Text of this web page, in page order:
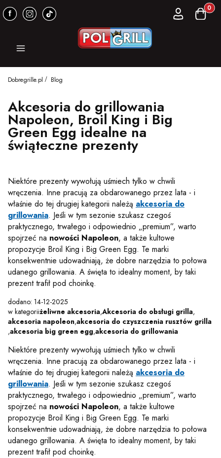
Zaloguj sięKoszyk
Menu
Dobregrille.pl Blog
Akcesoria do grillowania
Napoleon, Broil King i Big
Green Egg idealne na
świąteczne prezenty
Niektóre prezenty wywołują uśmiech tylko w chwili
wręczenia. Inne pracują za obdarowanego przez lata - i
właśnie do tej drugiej kategorii należą akcesoria do
grillowania. Jeśli w tym sezonie szukasz czegoś
praktycznego, trwałego i odpowiednio „premium”, warto
spojrzeć na nowości Napoleon, a także kultowe
propozycje Broil King i Big Green Egg. Te marki
konsekwentnie udowadniają, że dobre narzędzia to połowa
udanego grillowania. A święta to idealny moment, by taki
prezent trafił pod choinkę.
dodano: 14-12-2025
w kategoriiżeliwne akcesoria,Akcesoria do obsługi grilla,
akcesoria napoleon,akcesoria do czyszczenia rusztów grilla
,akcesoria big green egg,akcesoria do grillowania
Niektóre prezenty wywołują uśmiech tylko w chwili
wręczenia. Inne pracują za obdarowanego przez lata - i
właśnie do tej drugiej kategorii należą akcesoria do
grillowania. Jeśli w tym sezonie szukasz czegoś
praktycznego, trwałego i odpowiednio „premium”, warto
spojrzeć na nowości Napoleon, a także kultowe
propozycje Broil King i Big Green Egg. Te marki
konsekwentnie udowadniają, że dobre narzędzia to połowa
udanego grillowania. A święta to idealny moment, by taki
prezent trafił pod choinkę.